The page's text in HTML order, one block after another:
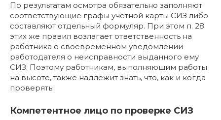
По результатам осмотра обязательно заполняют
соответствующие графы учётной карты СИЗ либо
составляют отдельный формуляр. При этом п. 28
этих же правил возлагает ответственность на
работника о своевременном уведомлении
работодателя о неисправности выданного ему
СИЗ. Поэтому работникам, выполняющим работы
на высоте, также надлежит знать, что, как и когда
проверять.
Компетентное лицо по проверке СИЗ